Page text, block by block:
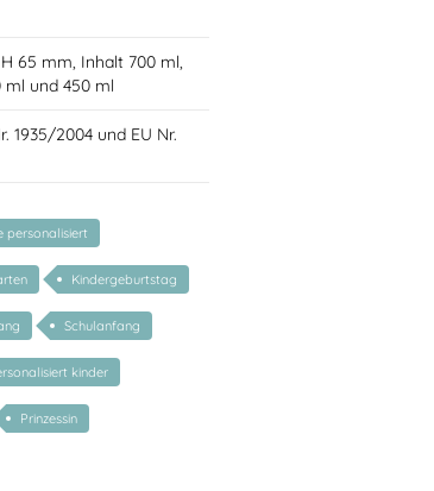
65 mm, Inhalt 700 ml,
und 450 ml
1935/2004 und EU Nr.
personalisiert
Kindergeburtstag
Schulanfang
kinder
Prinzessin